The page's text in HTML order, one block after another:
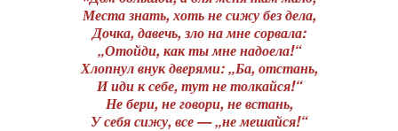
Места знать, хоть не сижу без дела,
Дочка, давечь, зло на мне сорвала:
„Отойди, как ты мне надоела!“
Хлопнул внук дверями: „Ба, отстань,
И иди к себе, тут не толкайся!“
Не бери, не говори, не встань,
У себя сижу, все — „не мешайся!“